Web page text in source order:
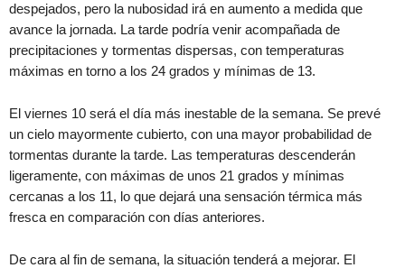
despejados, pero la nubosidad irá en aumento a medida que
avance la jornada. La tarde podría venir acompañada de
precipitaciones y tormentas dispersas, con temperaturas
máximas en torno a los 24 grados y mínimas de 13.
El viernes 10 será el día más inestable de la semana. Se prevé
un cielo mayormente cubierto, con una mayor probabilidad de
tormentas durante la tarde. Las temperaturas descenderán
ligeramente, con máximas de unos 21 grados y mínimas
cercanas a los 11, lo que dejará una sensación térmica más
fresca en comparación con días anteriores.
De cara al fin de semana, la situación tenderá a mejorar. El